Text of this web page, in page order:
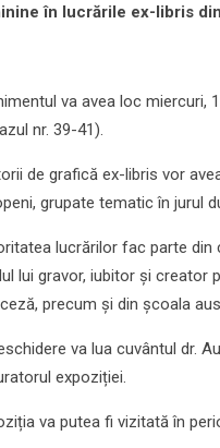
în lucrările ex-libris
va avea loc miercuri,
nr. 39-41).
de grafică ex-libris vor
grupate tematic în jurul
lucrărilor fac parte din
lui gravor, iubitor și creator
precum și din școala
va lua cuvântul dr.
expoziției.
va putea fi vizitată în